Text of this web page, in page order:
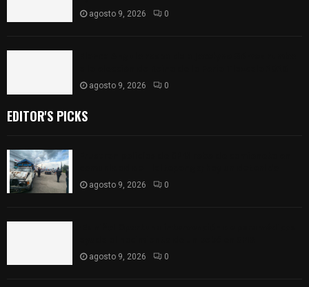
agosto 9, 2026 0
agosto 9, 2026 0
EDITOR'S PICKS
agosto 9, 2026 0
agosto 9, 2026 0